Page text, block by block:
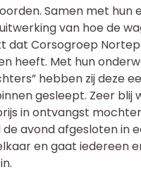
Samen met hun
van hoe de
dat Corsogroep
heeft. Met hun
hebben zij deze
gesleept. Zeer blij
in ontvangst
avond afgesloten in
en gaat iedereen